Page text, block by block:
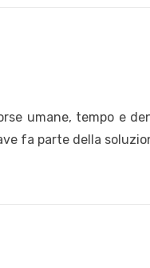
umane, tempo e
fa parte della